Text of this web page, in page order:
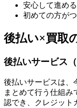
安心して進め
初めての方が
後払い×買取
後払いサービス
後払いサービスは、
まとめて行う仕組み
認でき、クレジット